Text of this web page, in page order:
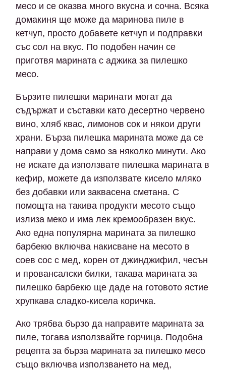
месо и се оказва много вкусна и сочна. Всяка
домакиня ще може да маринова пиле в
кетчуп, просто добавете кетчуп и подправки
със сол на вкус. По подобен начин се
приготвя марината с аджика за пилешко
месо.
Бързите пилешки маринати могат да
съдържат и съставки като десертно червено
вино, хляб квас, лимонов сок и някои други
храни. Бърза пилешка марината може да се
направи у дома само за няколко минути. Ако
не искате да използвате пилешка марината в
кефир, можете да използвате кисело мляко
без добавки или заквасена сметана. С
помощта на такива продукти месото също
излиза меко и има лек кремообразен вкус.
Ако една популярна марината за пилешко
барбекю включва накисване на месото в
соев сос с мед, корен от джинджифил, чесън
и провансалски билки, такава марината за
пилешко барбекю ще даде на готовото ястие
хрупкава сладко-кисела коричка.
Ако трябва бързо да направите марината за
пиле, тогава използвайте горчица. Подобна
рецепта за бърза марината за пилешко месо
също включва използването на мед,